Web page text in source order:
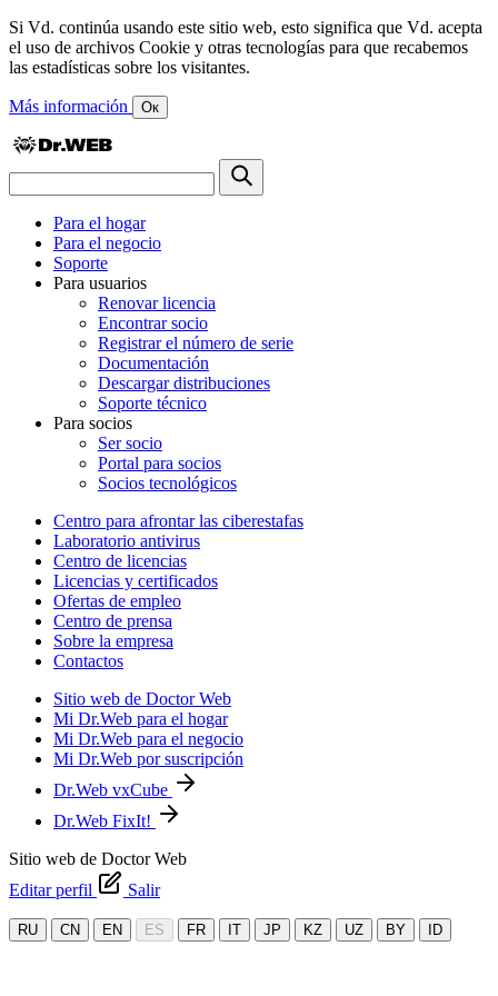
Si Vd. continúa usando este sitio web, esto significa que Vd. acepta
el uso de archivos Cookie y otras tecnologías para que recabemos
las estadísticas sobre los visitantes.
Más información Ок
Para el hogar
Para el negocio
Soporte
Para usuarios
Renovar licencia
Encontrar socio
Registrar el número de serie
Documentación
Descargar distribuciones
Soporte técnico
Para socios
Ser socio
Portal para socios
Socios tecnológicos
Centro para afrontar las ciberestafas
Laboratorio antivirus
Centro de licencias
Licencias y certificados
Ofertas de empleo
Centro de prensa
Sobre la empresa
Contactos
Sitio web de Doctor Web
Mi Dr.Web para el hogar
Mi Dr.Web para el negocio
Mi Dr.Web por suscripción
Dr.Web vxCube
Dr.Web FixIt!
Sitio web de Doctor Web
Editar perfil
Salir
RU CN EN ES FR IT JP KZ UZ BY ID